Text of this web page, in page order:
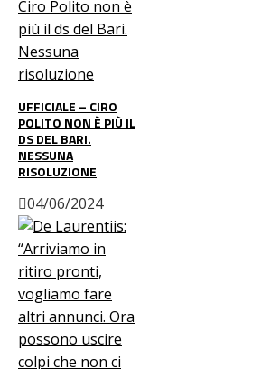
UFFICIALE – CIRO
POLITO NON È PIÙ IL
DS DEL BARI.
NESSUNA
RISOLUZIONE
04/06/2024